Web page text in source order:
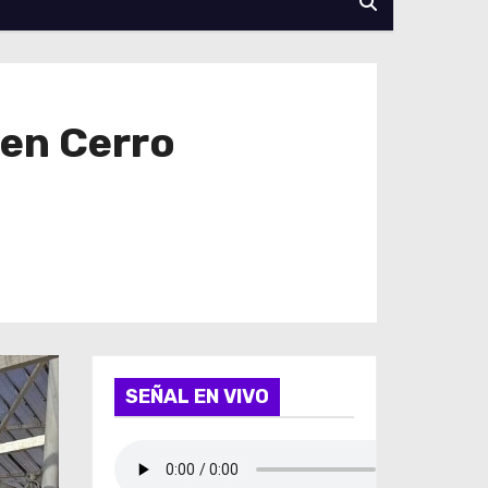
Cerro
SEÑAL EN VIVO